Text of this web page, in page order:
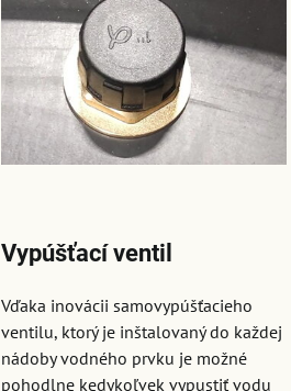
Vypúšťací ventil
Vďaka inovácii samovypúšťacieho
ventilu, ktorý je inštalovaný do každej
nádoby vodného prvku je možné
pohodlne kedykoľvek vypustiť vodu